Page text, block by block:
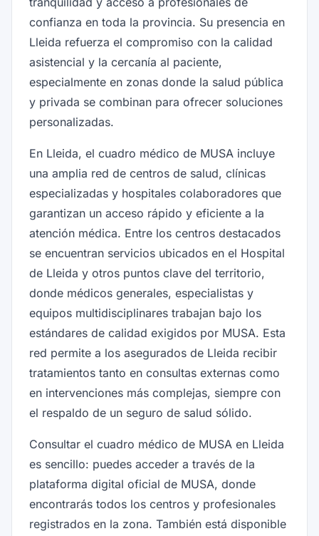
confianza en toda la provincia. Su presencia en
Lleida refuerza el compromiso con la calidad
asistencial y la cercanía al paciente,
especialmente en zonas donde la salud pública
y privada se combinan para ofrecer soluciones
personalizadas.
En Lleida, el cuadro médico de MUSA incluye
una amplia red de centros de salud, clínicas
especializadas y hospitales colaboradores que
garantizan un acceso rápido y eficiente a la
atención médica. Entre los centros destacados
se encuentran servicios ubicados en el Hospital
de Lleida y otros puntos clave del territorio,
donde médicos generales, especialistas y
equipos multidisciplinares trabajan bajo los
estándares de calidad exigidos por MUSA. Esta
red permite a los asegurados de Lleida recibir
tratamientos tanto en consultas externas como
en intervenciones más complejas, siempre con
el respaldo de un seguro de salud sólido.
Consultar el cuadro médico de MUSA en Lleida
es sencillo: puedes acceder a través de la
plataforma digital oficial de MUSA, donde
encontrarás todos los centros y profesionales
registrados en la zona. También está disponible